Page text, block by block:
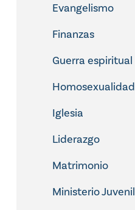
Evangelismo
Finanzas
Guerra espiritual
Homosexualidad
Iglesia
Liderazgo
Matrimonio
Ministerio Juvenil